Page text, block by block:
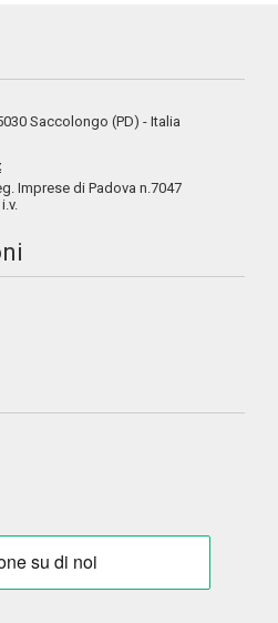
Saccolongo (PD) - Italia
Imprese di Padova n.7047